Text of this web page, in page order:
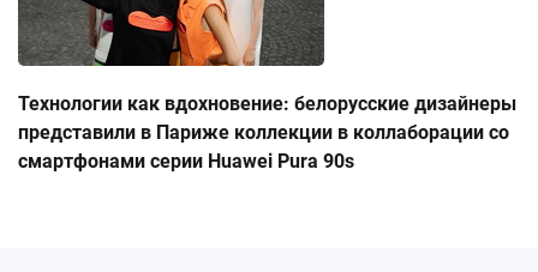
Технологии как вдохновение: белорусские дизайнеры
представили в Париже коллекции в коллаборации со
смартфонами серии Huawei Pura 90s